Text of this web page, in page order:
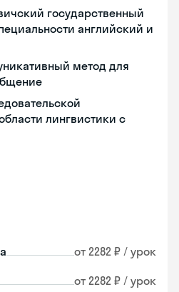
государственный
английский и
метод для
лингвистики с
от 2282 ₽ / урок
от 2282 ₽ / урок